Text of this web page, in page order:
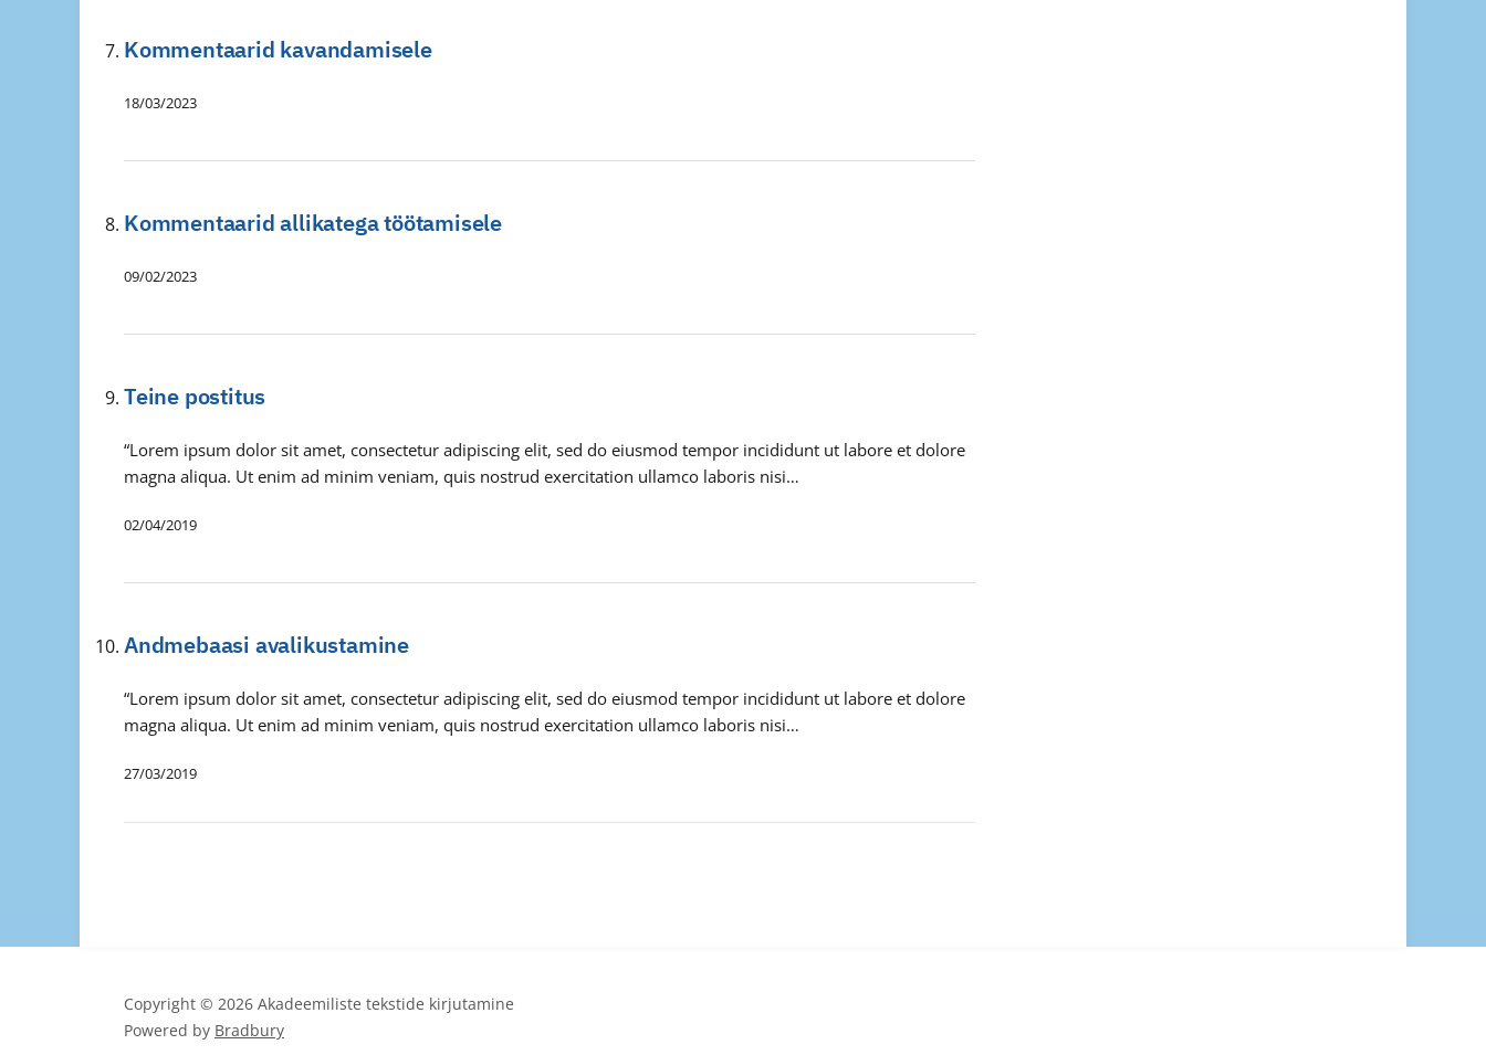
Kommentaarid kavandamisele
18/03/2023
Kommentaarid allikatega töötamisele
09/02/2023
Teine postitus
“Lorem ipsum dolor sit amet, consectetur adipiscing elit, sed do eiusmod tempor incididunt ut labore et dolore
magna aliqua. Ut enim ad minim veniam, quis nostrud exercitation ullamco laboris nisi…
02/04/2019
Andmebaasi avalikustamine
“Lorem ipsum dolor sit amet, consectetur adipiscing elit, sed do eiusmod tempor incididunt ut labore et dolore
magna aliqua. Ut enim ad minim veniam, quis nostrud exercitation ullamco laboris nisi…
27/03/2019
Copyright © 2026 Akadeemiliste tekstide kirjutamine
Powered by Bradbury